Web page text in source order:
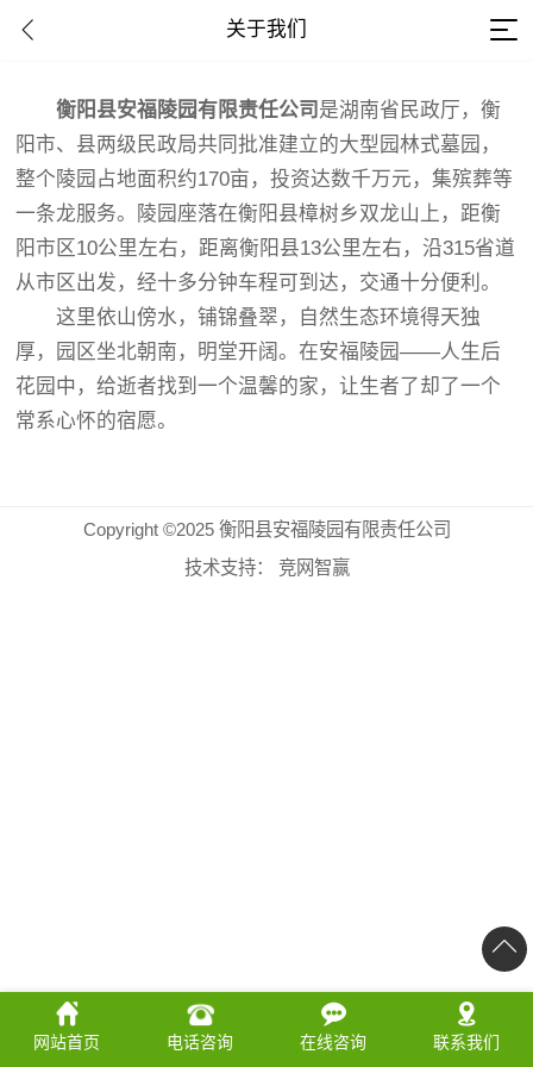
关于我们
衡阳县安福陵园有限责任公司 是湖南省民政厅，衡
阳市、县两级民政局共同批准建立的大型园林式墓园，
整个陵园占地面积约170亩，投资达数千万元，集殡葬等
一条龙服务。陵园座落在衡阳县樟树乡双龙山上，距衡
阳市区10公里左右，距离衡阳县13公里左右，沿315省道
从市区出发，经十多分钟车程可到达，交通十分便利。
这里依山傍水，铺锦叠翠，自然生态环境得天独
厚，园区坐北朝南，明堂开阔。在安福陵园——人生后
花园中，给逝者找到一个温馨的家，让生者了却了一个
常系心怀的宿愿。
网站首页 电话咨询 在线咨询 联系我们
Copyright ©2025 衡阳县安福陵园有限责任公司
技术支持：
竞网智赢